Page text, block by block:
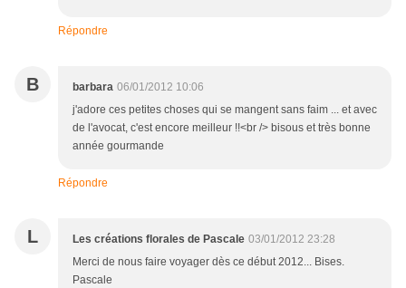
Répondre
B barbara 06/01/2012 10:06
j'adore ces petites choses qui se mangent sans faim ... et avec
de l'avocat, c'est encore meilleur !!<br /> bisous et très bonne
année gourmande
Répondre
L Les créations florales de Pascale 03/01/2012 23:28
Merci de nous faire voyager dès ce début 2012... Bises.
Pascale